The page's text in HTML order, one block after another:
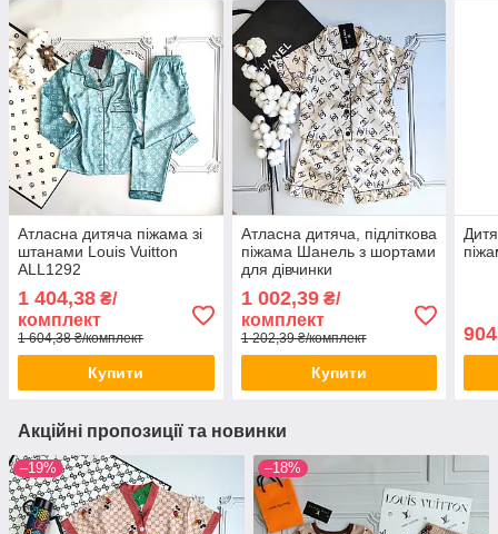
Атласна дитяча піжама зі
штанами Louis Vuitton
ALL1292
1 404,38 ₴/
комплект
1 604,38 ₴/комплект
Купити
Атласна дитяча, підліткова
піжама Шанель з шортами
для дівчинки
1 002,39₴/
комплект
1 202,39 ₴/комплект
Купити
Акційні пропозиції та новинки
–19% –18%